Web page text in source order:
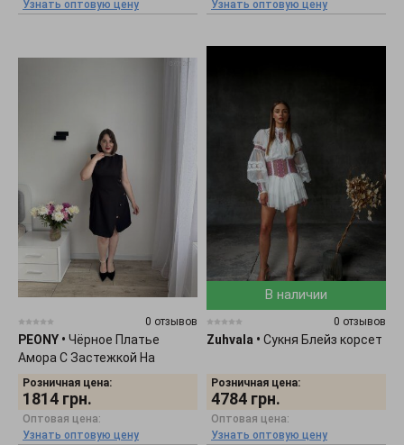
Узнать оптовую цену
Узнать оптовую цену
0 отзывов
PEONY • Чёрное Платье
Амора С Застежкой На
Молнию 0705261
Розничная цена:
1814 грн.
Оптовая цена:
Узнать оптовую цену
В наличии
0 отзывов
Zuhvala • Сукня Блейз корсет
Розничная цена:
4784 грн.
Оптовая цена:
Узнать оптовую цену